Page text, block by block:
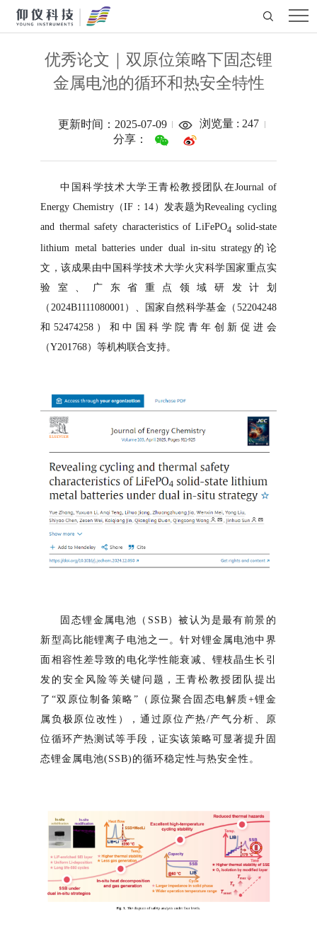
优秀论文｜双原位策略下固态锂
金属电池的循环和热安全特性
更新时间：2025-07-09 浏览量 : 247
分享：
中国科学技术大学王青松教授团队在Journal of
Energy Chemistry（IF：14）发表题为Revealing cycling
and thermal safety characteristics of LiFePO4 solid-state
lithium metal batteries under dual in-situ strategy的论
文，该成果由中国科学技术大学火灾科学国家重点实
验室、广东省重点领域研发计划
（2024B1111080001）、国家自然科学基金（52204248
和52474258）和中国科学院青年创新促进会
（Y201768）等机构联合支持。
固态锂金属 电池（SSB）被认为是最有前景的
新型高比能锂离子电池之一。针对锂金属电池中界
面相容性差导致的电化学性能衰减、锂枝晶生长引
发的安全风险等关键问题，王青松教授团队提出
了 “双原位制备策略”（原位聚合固态电解质+锂金
属负极原位改性），通过原位产热/产气分析、原
位循环产热测试等手段，证实该策略可显著提升固
态锂金属电池(SSB)的循环稳定性与热安全性 。